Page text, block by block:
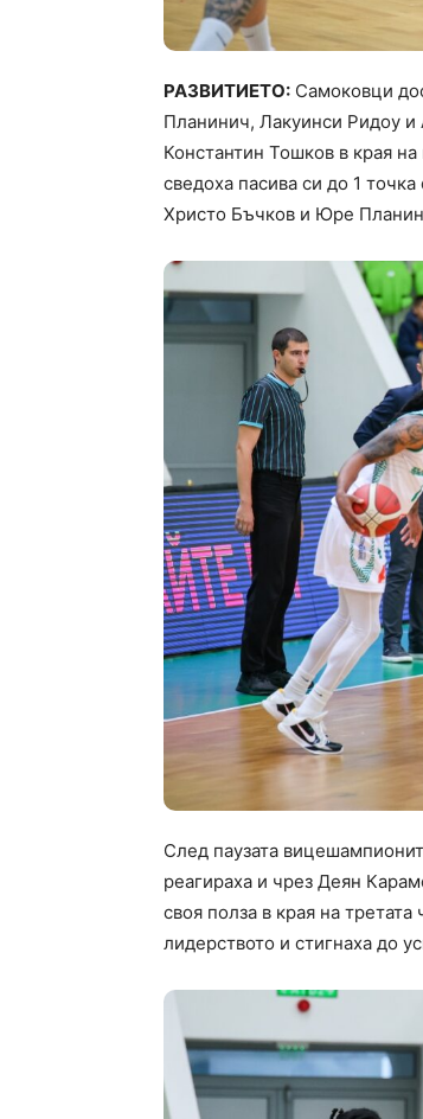
РАЗВИТИЕТО: Самоковци
Планинич, Лакуинси Ридоу
Константин Тошков в края
сведоха пасива си до 1
Христо Бъчков и Юре
След паузата
реагираха и чрез Деян
своя полза в края на
лидерството и стигнаха до